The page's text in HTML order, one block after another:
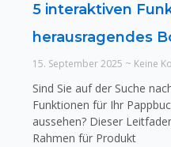
5 interaktiven
herausragendes
15. September 2025 Keine
Sind Sie auf der Suche
Funktionen für Ihr
aussehen? Dieser
Rahmen für Produkt